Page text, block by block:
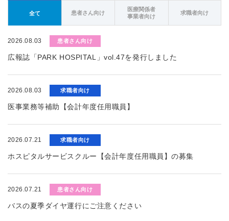
全て 患者さん向け
医療関係者
事業者向け
求職者向け
2026.08.03 患者さん向け
広報誌「PARK HOSPITAL」vol.47を発行しました
2026.08.03 求職者向け
医事業務等補助【会計年度任用職員】
2026.07.21 求職者向け
ホスピタルサービスクルー【会計年度任用職員】の募集
2026.07.21 患者さん向け
バスの夏季ダイヤ運行にご注意ください